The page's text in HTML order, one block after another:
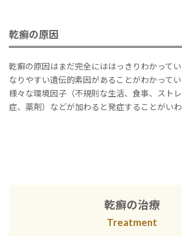
乾癬の原因
乾癬の原因はまだ完全にははっきりわかって
なりやすい遺伝的素因があることがわかって
様々な環境因子（不規則な生活、食事、スト
症、薬剤）などが加わると発症することがいわ
乾癬の治療
Treatment